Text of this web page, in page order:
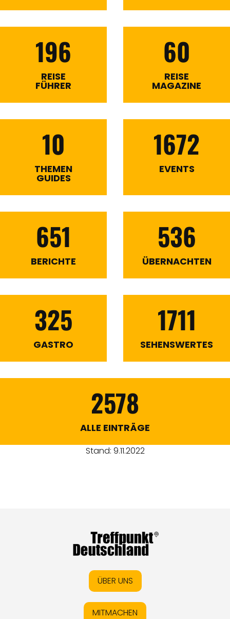
196
REISE
FÜHRER
60
REISE
MAGAZINE
10
THEMEN
GUIDES
1672
EVENTS
651
BERICHTE
536
ÜBERNACHTEN
325
GASTRO
1711
SEHENSWERTES
2578
ALLE EINTRÄGE
Stand: 9.11.2022
ÜBER UNS
MITMACHEN